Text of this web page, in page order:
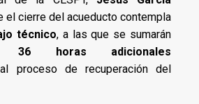
el cierre del acueducto contempla
técnico, a las que se sumarán
36 horas adicionales
proceso de recuperación del